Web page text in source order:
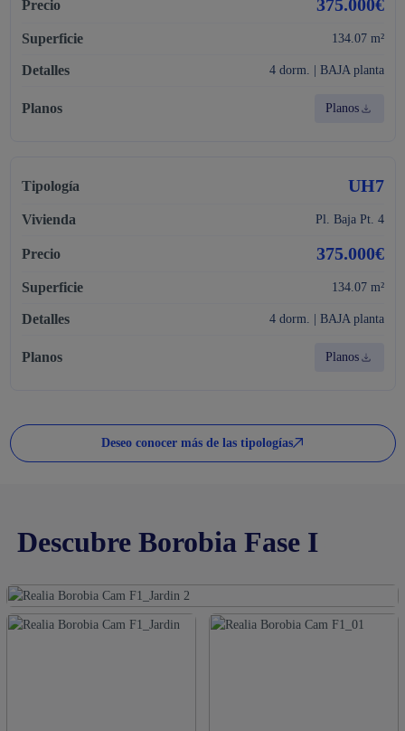
375.000€
134.07 m²
4 dorm. | BAJA planta
Planos
UH7
Pl. Baja Pt. 4
375.000€
134.07 m²
4 dorm. | BAJA planta
Planos
Deseo conocer más de las tipologías
Descubre Borobia Fase I